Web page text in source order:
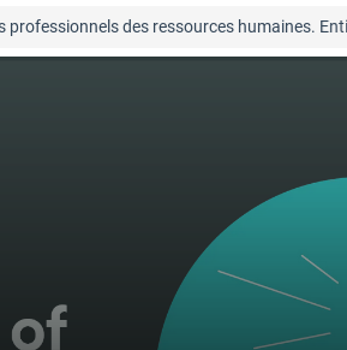
des ressources humaines.